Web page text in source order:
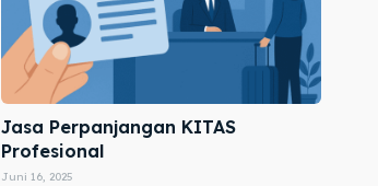
Jasa Perpanjangan KITAS
Profesional
Juni 16, 2025